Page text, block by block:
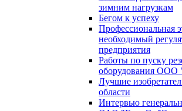
зимним нагрузкам
Бегом к успеху
Профессиональная
необходимый
предприятия
Работы по пуску
оборудования
Лучшие
области
Интервью